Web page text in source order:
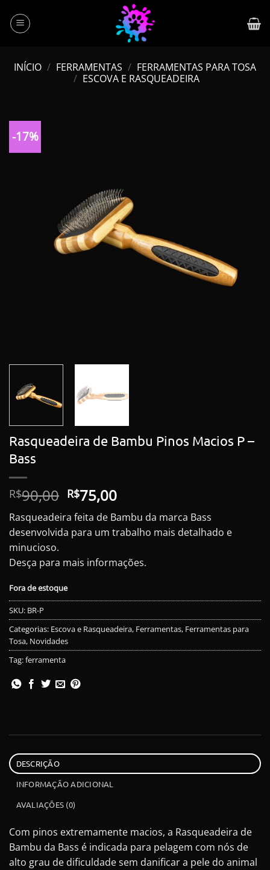
content
INÍCIO / FERRAMENTAS / FERRAMENTAS PARA TOSA
/ ESCOVA E RASQUEADEIRA
-17%
Rasqueadeira de Bambu Pinos Macios P –
Bass
R$90,00 O
preço
original
era:
R$75,00O
preço
atual
é:
Rasqueadeira feita de Bambu da marca Bass
desenvolvida para um trabalho mais detalhado e
minucioso.
Desça para mais informações.
Fora de estoque
SKU: BR-P
Categorias: Escova e Rasqueadeira, Ferramentas, Ferramentas para
Tosa, Novidades
Tag:ferramenta
DESCRIÇÃO
INFORMAÇÃO ADICIONAL
AVALIAÇÕES (0)
Com pinos extremamente macios, a Rasqueadeira de
Bambu da Bass é indicada para pelagem com nós de
alto grau de dificuldade sem danificar a pele do animal